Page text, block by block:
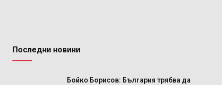
Последни новини
Бойко Борисов: България трябва да